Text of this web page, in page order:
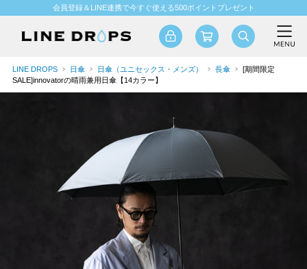
会員登録＆LINE連携で今すぐ使える500ポイントプレゼント
LINE DROPS 日傘 日傘（ユニセックス・メンズ） 長傘
[期間限定
SALE]innovatorの晴雨兼用日傘【14カラー】